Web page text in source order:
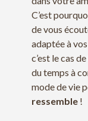
C’est
de vous
adaptée à
c’est le cas
du temps à
mode de vie
ressemble!